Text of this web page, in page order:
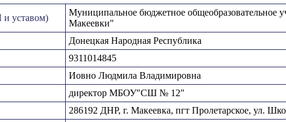
уставом)
Муниципальное бюджетное общеобразовательное
Макеевки"
Донецкая Народная Республика
9311014845
Иовно Людмила Владимировна
директор МБОУ"СШ № 12"
286192 ДНР, г. Макеевка, пгт Пролетарское, ул.